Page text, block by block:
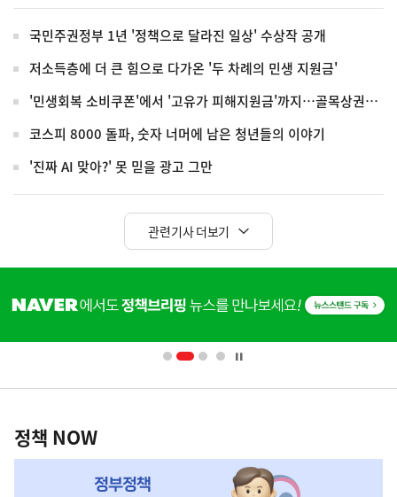
국민주권정부 1년 '정책으로 달라진 일상' 수상작 공개
저소득층에 더 큰 힘으로 다가온 '두 차례의 민생 지원금'
'민생회복 소비쿠폰'에서 '고유가 피해지원금'까지…골목상권에 돌아온 활기
코스피 8000 돌파, 숫자 너머에 남은 청년들의 이야기
'진짜 AI 맞아?' 못 믿을 광고 그만
관련기사 더보기
단
배
영
책
NOW,
정책 NOW